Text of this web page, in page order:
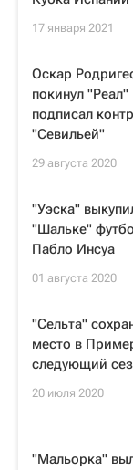
17 января 2021
Оскар
покинул "Реал"
подписал
"Севильей"
29 августа 2020
"Уэска"
"Шальке"
Пабло Инсуа
01 августа 2020
"Сельта"
место в
следующий
20 июля 2020
"Мальорка"